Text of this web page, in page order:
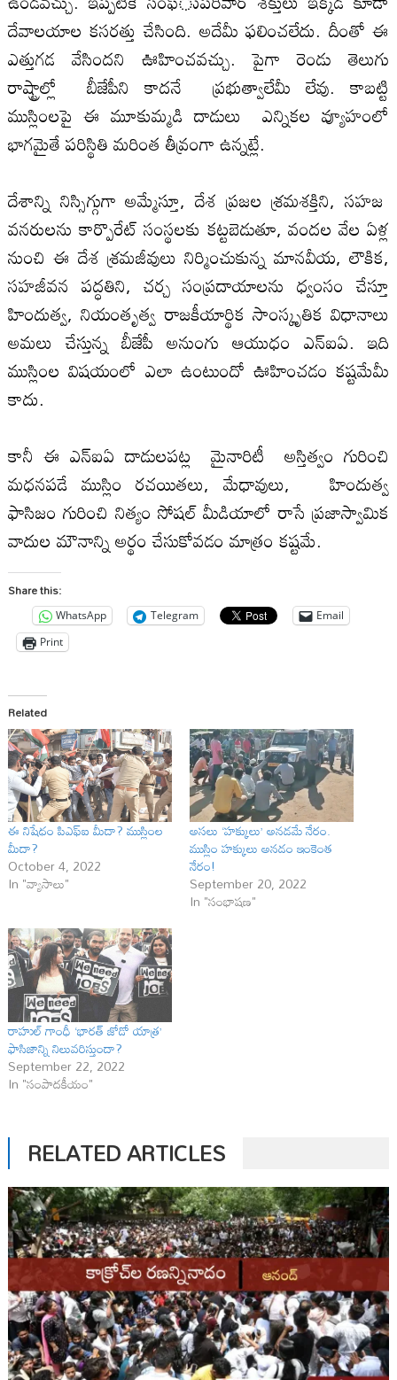
దేవాలయాల కసరత్తు చేసింది. అదేమీ ఫలించలేదు. దీంతో ఈ
ఎత్తుగడ వేసిందని ఊహించవచ్చు. పైగా రెండు తెలుగు
రాష్ట్రాల్లో బీజేపీని కాదనే ప్రభుత్వాలేమీ లేవు. కాబట్టి
ముస్లింలపై ఈ మూకుమ్మడి దాడులు ఎన్నికల వ్యూహంలో
భాగమైతే పరిస్థితి మరింత తీవ్రంగా ఉన్నట్లే.
దేశాన్ని నిస్సిగ్గుగా అమ్మేస్తూ, దేశ ప్రజల శ్రమశక్తిని, సహజ
వనరులను కార్పొరేట్‌ సంస్థలకు కట్టబెడుతూ, వందల వేల ఏళ్ల
నుంచి ఈ దేశ శ్రమజీవులు నిర్మించుకున్న మానవీయ, లౌకిక,
సహజీవన పద్ధతిని, చర్చ సంప్రదాయాలను ధ్వంసం చేస్తూ
హిందుత్వ, నియంతృత్వ రాజకీయార్థిక సాంస్కృతిక విధానాలు
అమలు చేస్తున్న బీజేపీ అనుంగు ఆయుధం ఎన్‌ఐఏ. ఇది
ముస్లింల విషయంలో ఎలా ఉంటుందో ఊహించడం కష్టమేమీ
కాదు.
కానీ ఈ ఎన్‌ఐఏ దాడులపట్ల మైనారిటీ అస్తిత్వం గురించి
మధనపడే ముస్లిం రచయితలు, మేధావులు, హిందుత్వ
ఫాసిజం గురించి నిత్యం సోషల్‌ మీడియాలో రాసే ప్రజాస్వామిక
వాదుల మౌనాన్ని అర్థం చేసుకోవడం మాత్రం కష్టమే.
Share this:
WhatsApp Telegram
Email
Print
Related
ఈ నిషేధం పిఎఫ్‌ఐ మీదా? ముస్లింల
మీదా?
October 4, 2022
In "వ్యాసాలు"
అసలు ‘హక్కులు’ అనడమే నేరం.
ముస్లిం హక్కులు అనడం ఇంకెంత
నేరం!
September 20, 2022
In "సంభాషణ"
రాహుల్ గాంధీ ‘భారత్ జోడో యాత్ర’
ఫాసిజాన్ని నిలువరిస్తుందా?
September 22, 2022
In "సంపాదకీయం"
RELATED ARTICLES